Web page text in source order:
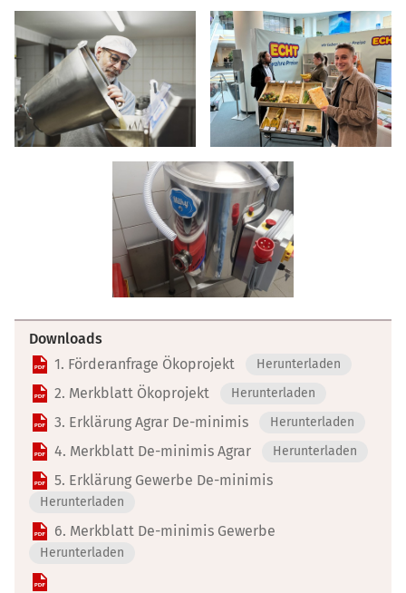
Downloads
1. Förderanfrage Ökoprojekt
Herunterladen
2. Merkblatt Ökoprojekt Herunterladen
3. Erklärung Agrar De-minimis Herunterladen
4. Merkblatt De-minimis Agrar Herunterladen
5. Erklärung Gewerbe De-minimis
Herunterladen
6. Merkblatt De-minimis Gewerbe
Herunterladen